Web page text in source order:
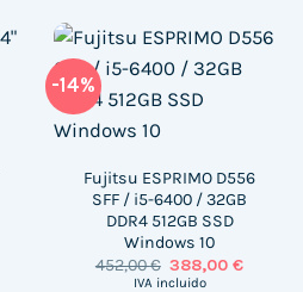
-14%
Fujitsu ESPRIMO D556
SFF / i5-6400 / 32GB
DDR4 512GB SSD
Windows 10
452,00€ El
precio
388,00€El
IVA incluido